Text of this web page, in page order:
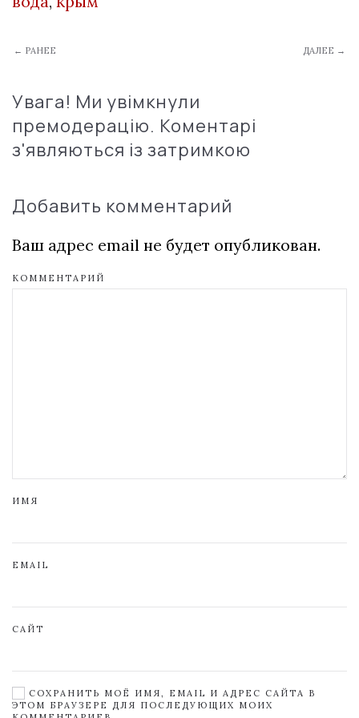
← РАНЕЕ ДАЛЕЕ →
Увага! Ми увімкнули
премодерацію. Коментарі
з'являються із затримкою
Добавить комментарий
Ваш адрес email не будет опубликован.
КОММЕНТАРИЙ
ИМЯ
EMAIL
САЙТ
СОХРАНИТЬ МОЁ ИМЯ, EMAIL И АДРЕС САЙТА В
ЭТОМ БРАУЗЕРЕ ДЛЯ ПОСЛЕДУЮЩИХ МОИХ